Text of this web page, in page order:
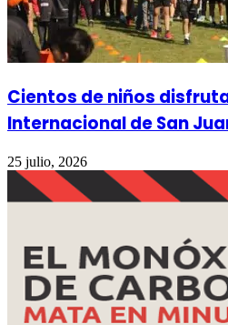
Cientos de niños
Internacional de San
25 julio, 2026